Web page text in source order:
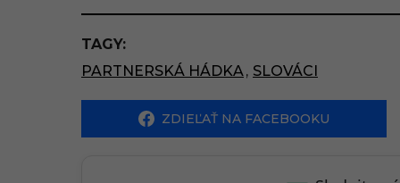
t
P
a
i
TAGY:
PARTNERSKÁ HÁDKA, SLOVÁCI
ZDIEĽAŤ NA FACEBOOKU